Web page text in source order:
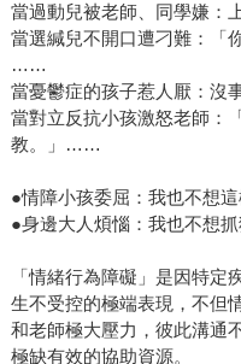
當過動兒被老師、同學嫌
當選緘兒不開口遭刁難：「
……
當憂鬱症的孩子惹人厭：
當對立反抗小孩激怒老師：
教。」……
●情障小孩委屈：我也不想
●身邊大人煩惱：我也不想
「情緒行為障礙」是因特
生不受控的極端表現，不但
和老師極大壓力，彼此溝通
極缺有效的協助資源。